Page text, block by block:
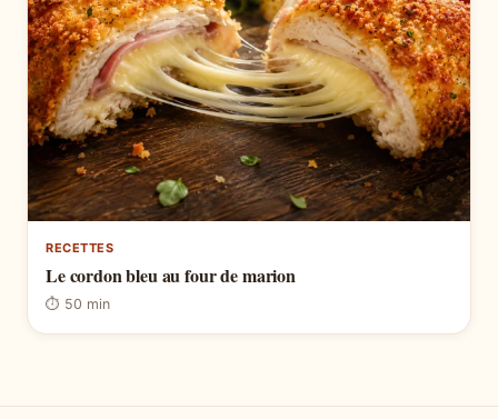
RECETTES
Le cordon bleu au four de marion
⏱ 50 min